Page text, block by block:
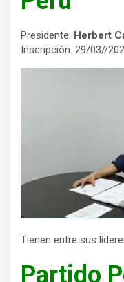
Presidente: Herbert
Inscripción: 29/03//
Tienen entre sus
Partido